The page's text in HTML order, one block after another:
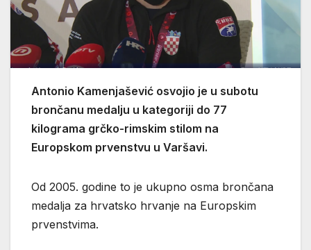
Antonio Kamenjašević osvojio je u subotu
brončanu medalju u kategoriji do 77
kilograma grčko-rimskim stilom na
Europskom prvenstvu u Varšavi.
Od 2005. godine to je ukupno osma brončana
medalja za hrvatsko hrvanje na Europskim
prvenstvima.